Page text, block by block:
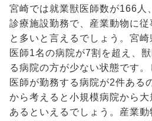
宮崎では就業獣医師数が166人
診療施設勤務で、産業動物に
と多いと言えるでしょう。宮
医師1名の病院が7割を超え、
る病院の方が少ない状態です
医師が勤務する病院が2件ある
から考えると小規模病院から大
あるといえるでしょう。産業